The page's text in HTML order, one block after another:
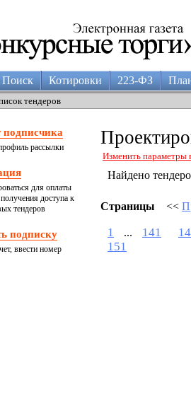
Поиск Котировки 223-ФЗ
тендеров
подписчика
рассылки
для оплаты
доступа к
тендеров
подписку
ввести номер
Изменить параметры
Найдено
Страницы <<
1 ... 141
151